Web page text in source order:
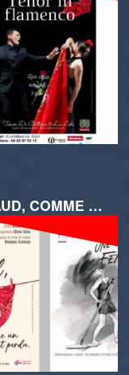
RENAUD, COMME UN ENFANT PERDU ET UNE FEMME SEULE